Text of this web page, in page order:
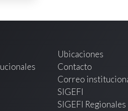
Ubicaciones
Contacto
Correo
SIGEFI
SIGEFI Regionales